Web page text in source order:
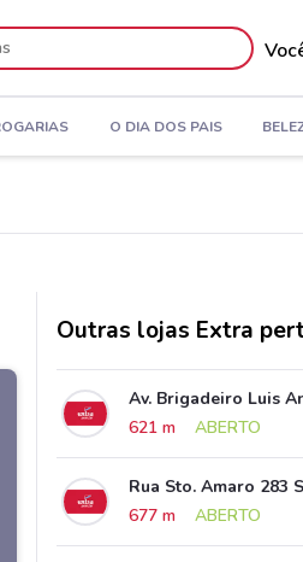
O DIA DOS PAIS
Outras lojas Extra
Av. Brigadeiro Luis
621 m
ABERTO
Rua Sto. Amaro 283
677 m
ABERTO